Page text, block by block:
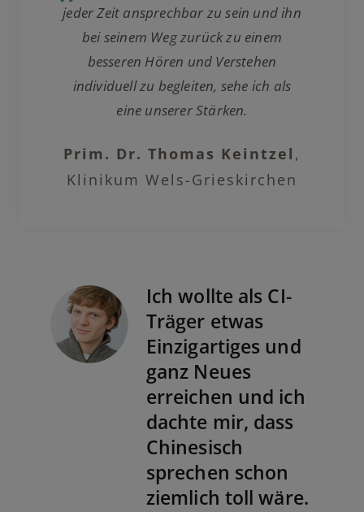
jeder Zeit ansprechbar zu sein und ihn
bei seinem Weg zurück zu einem
besseren Hören und Verstehen
individuell zu begleiten, sehe ich als
eine unserer Stärken.
Prim. Dr. Thomas Keintzel ,
Klinikum Wels-Grieskirchen
Ich wollte als CI-
Träger etwas
Einzigartiges und
ganz Neues
erreichen und ich
dachte mir, dass
Chinesisch
sprechen schon
ziemlich toll wäre.